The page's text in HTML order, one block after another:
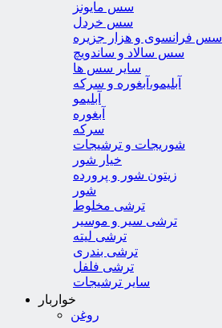
سس مایونز
سس خردل
سس فرانسوی و هزار جزیره
سس سالاد و ساندویچ
سایر سس ها
آبلیمو،آبغوره و سرکه
آبلیمو
آبغوره
سرکه
شوریجات و ترشیجات
خیار شور
زیتون شور و پرورده
شور
ترشی مخلوط
ترشی سیر و موسیر
ترشی لیته
ترشی بندری
ترشی فلفل
سایر ترشیجات
خواربار
روغن